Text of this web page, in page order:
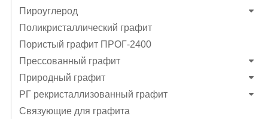
Пироуглерод
Поликристаллический графит
Пористый графит ПРОГ-2400
Прессованный графит
Природный графит
РГ рекристаллизованный графит
Связующие для графита